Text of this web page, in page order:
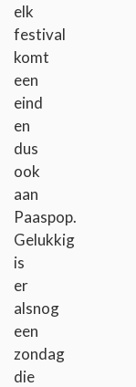
elk
festival
komt
een
eind
en
dus
ook
aan
Paaspop.
Gelukkig
is
er
alsnog
een
zondag
die